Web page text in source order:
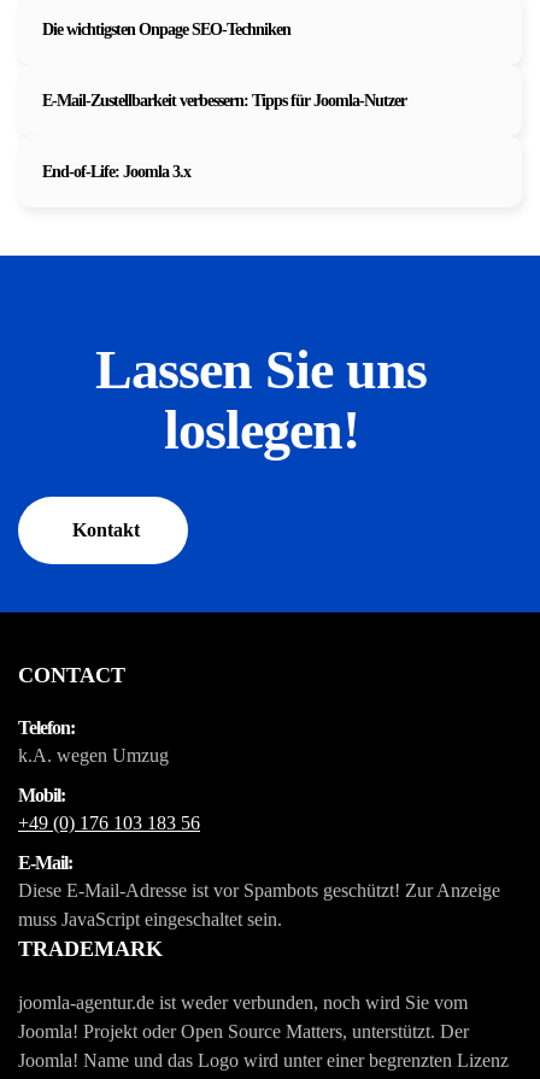
Die wichtigsten Onpage SEO-Techniken
E-Mail-Zustellbarkeit verbessern: Tipps für Joomla-Nutzer
End-of-Life: Joomla 3.x
Lassen Sie uns
loslegen!
Kontakt
CONTACT
Telefon:
k.A. wegen Umzug
Mobil:
+49 (0) 176 103 183 56
E-Mail:
Diese E-Mail-Adresse ist vor Spambots geschützt! Zur Anzeige
muss JavaScript eingeschaltet sein.
TRADEMARK
joomla-agentur.de ist weder verbunden, noch wird Sie vom
Joomla! Projekt oder Open Source Matters, unterstützt. Der
Joomla! Name und das Logo wird unter einer begrenzten Lizenz